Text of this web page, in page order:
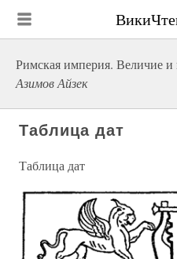
Римская империя. Величие и
Азимов Айзек
Таблица дат
Таблица дат